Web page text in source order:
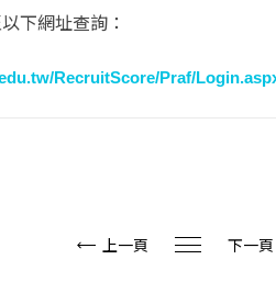
下網址查詢：
RecruitScore/Praf/
上一頁 下一頁